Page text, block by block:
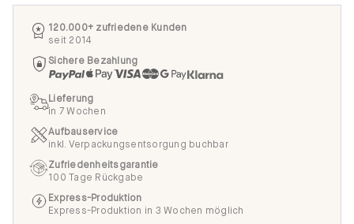
120.000+ zufriedene Kunden
seit 2014
Sichere Bezahlung
Lieferung
in 7 Wochen
Aufbauservice
inkl. Verpackungsentsorgung buchbar
Zufriedenheitsgarantie
100 Tage Rückgabe
Express-Produktion
Express-Produktion in 3 Wochen möglich